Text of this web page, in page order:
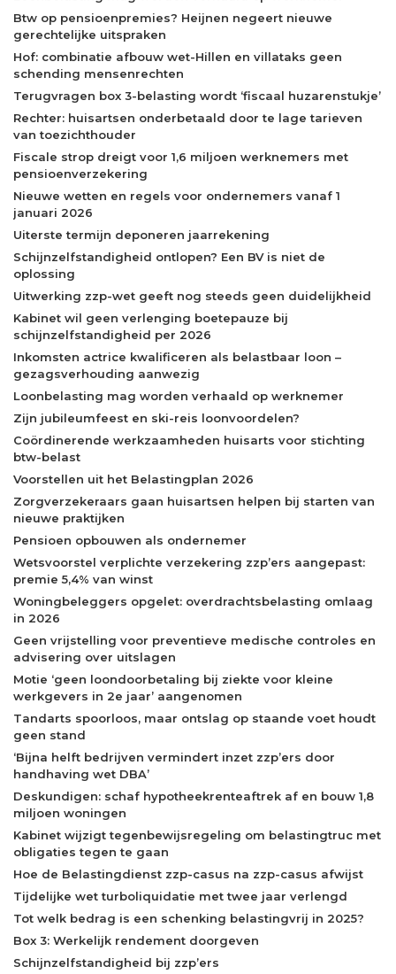
Btw op pensioenpremies? Heijnen negeert nieuwe
gerechtelijke uitspraken
Hof: combinatie afbouw wet-Hillen en villataks geen
schending mensenrechten
Terugvragen box 3-belasting wordt ‘fiscaal huzarenstukje’
Rechter: huisartsen onderbetaald door te lage tarieven
van toezichthouder
Fiscale strop dreigt voor 1,6 miljoen werknemers met
pensioenverzekering
Nieuwe wetten en regels voor ondernemers vanaf 1
januari 2026
Uiterste termijn deponeren jaarrekening
Schijnzelfstandigheid ontlopen? Een BV is niet de
oplossing
Uitwerking zzp-wet geeft nog steeds geen duidelijkheid
Kabinet wil geen verlenging boetepauze bij
schijnzelfstandigheid per 2026
Inkomsten actrice kwalificeren als belastbaar loon –
gezagsverhouding aanwezig
Loonbelasting mag worden verhaald op werknemer
Zijn jubileumfeest en ski-reis loonvoordelen?
Coördinerende werkzaamheden huisarts voor stichting
btw-belast
Voorstellen uit het Belastingplan 2026
Zorgverzekeraars gaan huisartsen helpen bij starten van
nieuwe praktijken
Pensioen opbouwen als ondernemer
Wetsvoorstel verplichte verzekering zzp’ers aangepast:
premie 5,4% van winst
Woningbeleggers opgelet: overdrachtsbelasting omlaag
in 2026
Geen vrijstelling voor preventieve medische controles en
advisering over uitslagen
Motie ‘geen loondoorbetaling bij ziekte voor kleine
werkgevers in 2e jaar’ aangenomen
Tandarts spoorloos, maar ontslag op staande voet houdt
geen stand
‘Bijna helft bedrijven vermindert inzet zzp’ers door
handhaving wet DBA’
Deskundigen: schaf hypotheekrenteaftrek af en bouw 1,8
miljoen woningen
Kabinet wijzigt tegenbewijsregeling om belastingtruc met
obligaties tegen te gaan
Hoe de Belastingdienst zzp-casus na zzp-casus afwijst
Tijdelijke wet turboliquidatie met twee jaar verlengd
Tot welk bedrag is een schenking belastingvrij in 2025?
Box 3: Werkelijk rendement doorgeven
Schijnzelfstandigheid bij zzp’ers